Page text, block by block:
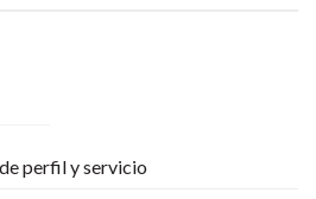
perfil y servicio